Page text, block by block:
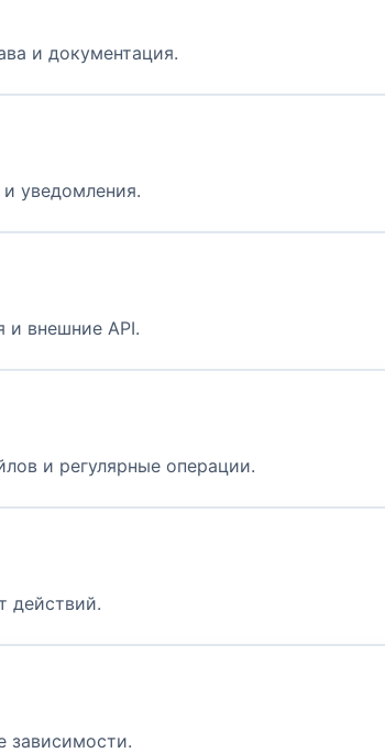
и документация.
уведомления.
и внешние API.
и регулярные операции.
действий.
зависимости.